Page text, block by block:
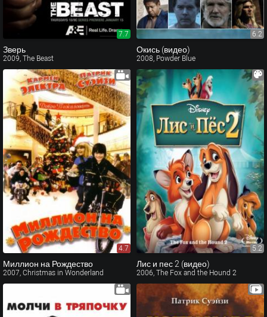
7.7
Зверь
2009, The Beast
6.2
Окись (видео)
2008, Powder Blue
4.7
Миллион на Рождество
2007, Christmas in Wonderland
5.2
Лис и пес 2 (видео)
2006, The Fox and the Hound 2